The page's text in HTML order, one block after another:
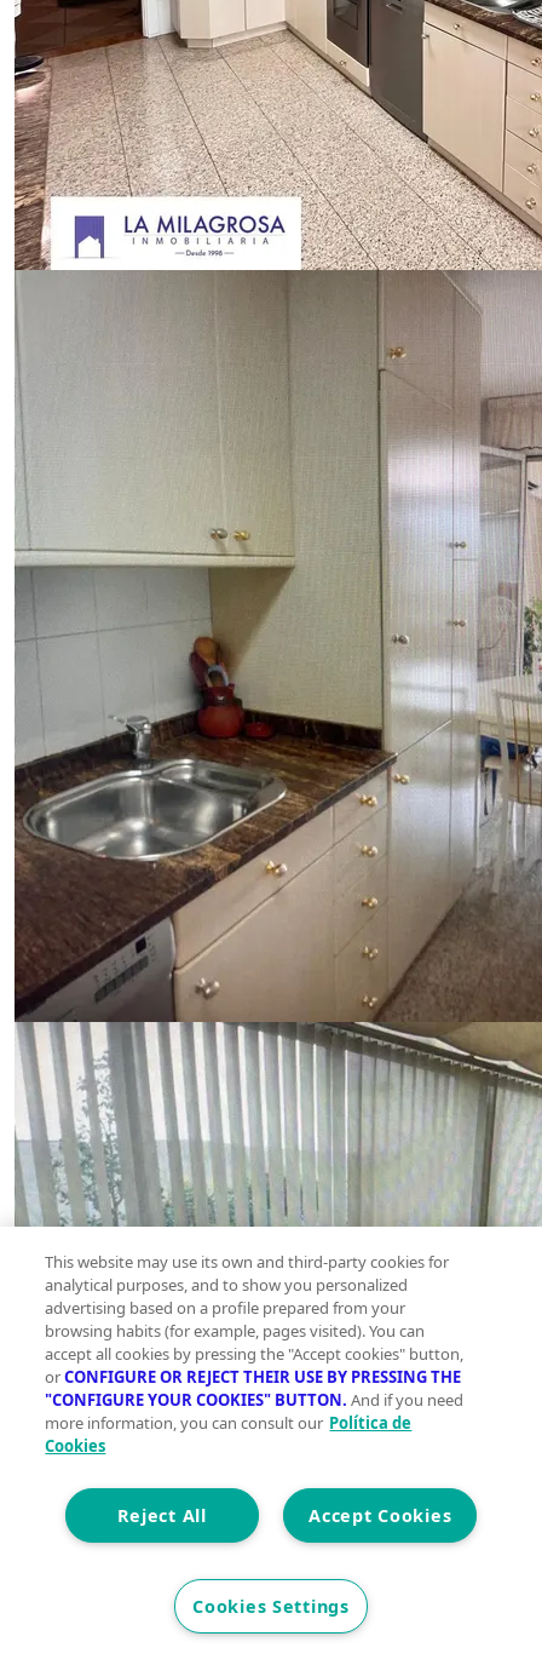
This website may use its own and third-party cookies for
analytical purposes, and to show you personalized
advertising based on a profile prepared from your
browsing habits (for example, pages visited). You can
accept all cookies by pressing the "Accept cookies" button,
orCONFIGURE OR REJECT THEIR USE BY PRESSING THE
"CONFIGURE YOUR COOKIES" BUTTON. And if you need
more information, you can consult our Política de
Cookies
Accept Cookies
Reject All
Cookies Settings